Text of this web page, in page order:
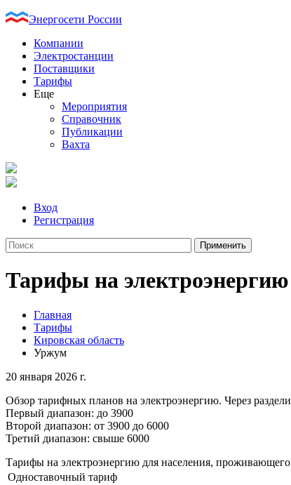
Энергосети России
Компании
Электростанции
Поставщики
Тарифы
Еще
Мероприятия
Справочник
Публикации
Вахта
Вход
Регистрация
Тарифы на
Главная
Тарифы
Кировская область
Уржум
20 января 2026 г.
Обзор тарифных планов на электроэнергию. Через
Первый диапазон: до 3900
Второй диапазон: от 3900 до 6000
Третий диапазон: свыше 6000
Тарифы на электроэнергию для населения,
Одноставочный тариф